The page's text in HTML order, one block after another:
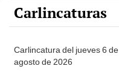
Carlincaturas
Carlincatura del jueves 6 de
agosto de 2026